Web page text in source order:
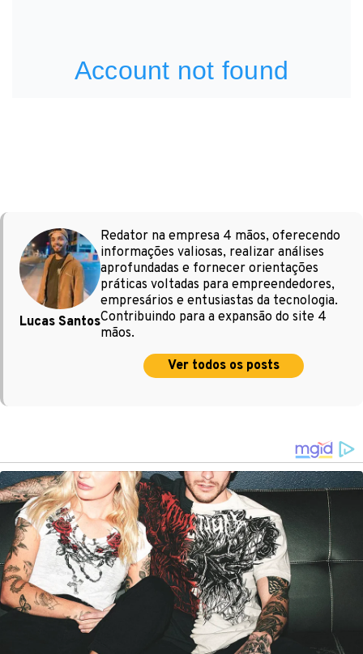
Lucas Santos
Redator na empresa 4 mãos, oferecendo
informações valiosas, realizar análises
aprofundadas e fornecer orientações
práticas voltadas para empreendedores,
empresários e entusiastas da tecnologia.
Contribuindo para a expansão do site 4
mãos.
Ver todos os posts